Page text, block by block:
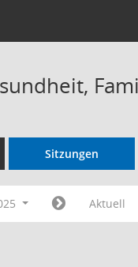
Sitzungen
Aktuell